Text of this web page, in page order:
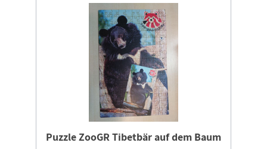
Puzzle ZooGR Tibetbär auf dem Baum